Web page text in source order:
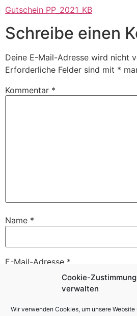
Cookie-Zustimmung
verwalten
Wir verwenden Cookies, um unsere
Gutschein PP_2021_KB
Schreibe einen
Deine E-Mail-Adresse wird nicht
Erforderliche Felder sind mit *
Kommentar *
Name *
E-Mail-Adresse *